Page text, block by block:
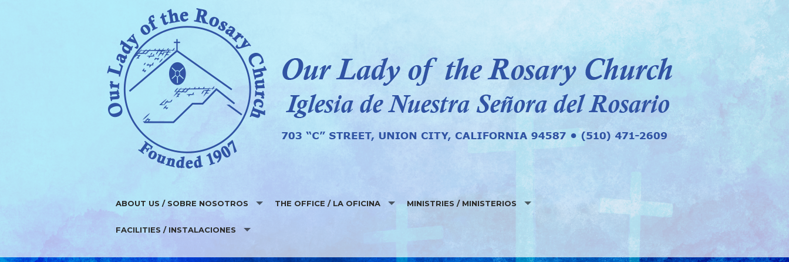
ABOUT US / SOBRE NOSOTROS
WHO WE ARE / ¿QUIEN SOMOS?
PARISH STAFF / EQUIPO PARROQUIAL
THE OFFICE / LA OFICINA
ONLINE SERVICES / SERVICIOS EN LINEA
MINISTRIES / MINISTERIOS
LAY MINISTRY SCHEDULES / HORARIOS DE LOS MINISTROS LAICOS
FACILITIES / INSTALACIONES
FUNDRAISERS